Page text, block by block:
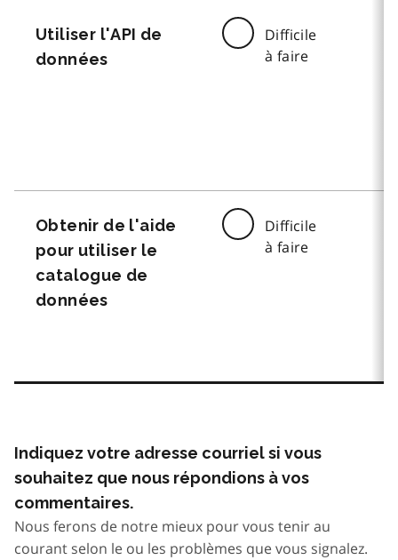
Utiliser l'API de
données
Difficile
à faire
Obtenir de l'aide
pour utiliser le
catalogue de
données
Difficile
à faire
Indiquez votre adresse courriel si vous
souhaitez que nous répondions à vos
commentaires.
Nous ferons de notre mieux pour vous tenir au
courant selon le ou les problèmes que vous signalez.